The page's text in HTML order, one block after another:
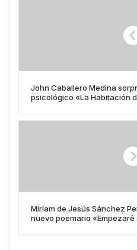
John Caballero Medina
psicológico «La Habitación
Miriam de Jesús Sánchez
nuevo poemario «Empezaré